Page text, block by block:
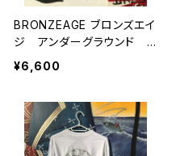
BRONZEAGE ブロンズエイ
ジ アンダーグラウンド U
SAロングスリーブTシャ
ツ XL
¥6,600